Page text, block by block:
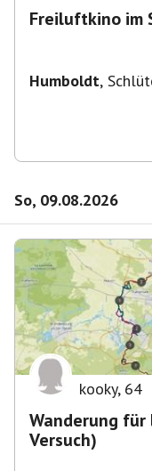
Freiluftkino im
Humboldt,
So, 09.08.2026
kooky, 64
Wanderung für
Versuch)